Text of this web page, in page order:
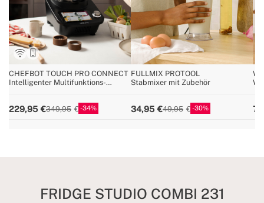
CHEFBOT TOUCH PRO CONNECT
Intelligenter Multifunktions-
229,95 349,95 34
FULLMIX PROTOOL
Stabmixer mit Zubehör
34,95 49,95 30
FRIDGE STUDIO COMBI 231